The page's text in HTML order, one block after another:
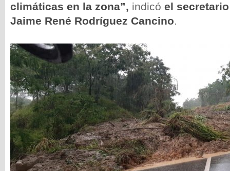
climáticas en la zona”, indicó el
Jaime René Rodríguez Cancino.
wp-